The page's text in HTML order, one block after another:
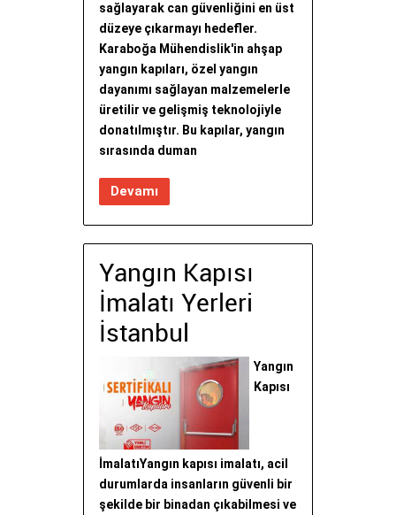
sağlayarak can güvenliğini en üst
düzeye çıkarmayı hedefler.
Karaboğa Mühendislik'in ahşap
yangın kapıları, özel yangın
dayanımı sağlayan malzemelerle
üretilir ve gelişmiş teknolojiyle
donatılmıştır. Bu kapılar, yangın
sırasında duman
Devamı
Yangın Kapısı
İmalatı Yerleri
İstanbul
Yangın
Kapısı
İmalatıYangın kapısı imalatı, acil
durumlarda insanların güvenli bir
şekilde bir binadan çıkabilmesi ve